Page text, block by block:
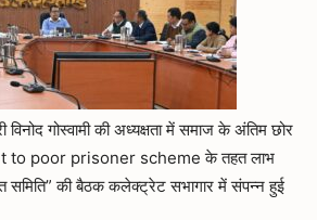
विनोद गोस्वामी की अध्यक्षता में समाज के अंतिम छोर
to poor prisoner scheme के तहत लाभ
समिति” की बैठक कलेक्ट्रेट सभागार में संपन्न हुई